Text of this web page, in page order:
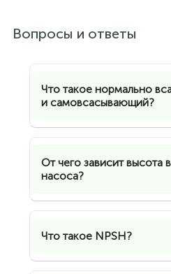
Вопросы и ответы
Что такое нормально
и самовсасывающий?
От чего зависит высота
насоса?
Что такое NPSH?